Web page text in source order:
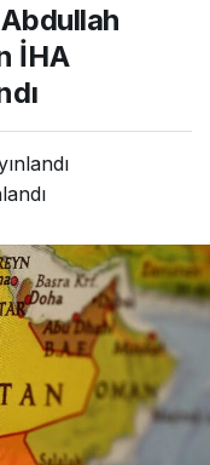
İHA
16 kişi
İHA